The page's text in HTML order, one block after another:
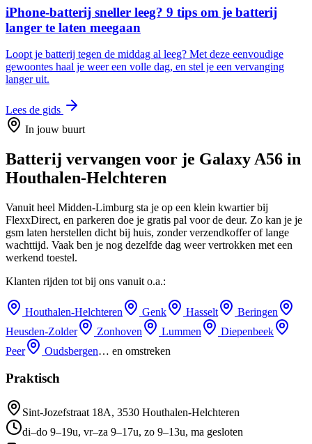
iPhone-batterij sneller leeg? 9 tips om je batterij
langer te laten meegaan
Loopt je batterij tegen de middag al leeg? Met deze eenvoudige
gewoontes haal je weer een volle dag, en stel je een vervanging
langer uit.
Lees de gids
In jouw buurt
Batterij vervangen voor je Galaxy A56 in
Houthalen-Helchteren
Vanuit heel Midden-Limburg sta je op een klein kwartier bij
FlexxDirect, en parkeren doe je gratis pal voor de deur. Zo kan je je
gsm laten herstellen dicht bij huis, zonder verzendkoffer of lange
wachttijd. Vaak ben je nog dezelfde dag weer vertrokken met een
werkend toestel.
Klanten rijden tot bij ons vanuit o.a.:
Houthalen-Helchteren Genk Hasselt
Beringen
Heusden-Zolder
Zonhoven Lummen
Diepenbeek
Peer
Oudsbergen… en omstreken
Praktisch
Sint-Jozefstraat 18A, 3530 Houthalen-Helchteren
di–do 9–19u, vr–za 9–17u, zo 9–13u, ma gesloten